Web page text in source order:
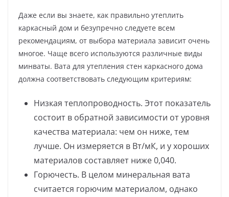
Даже если вы знаете, как правильно утеплить
каркасный дом и безупречно следуете всем
рекомендациям, от выбора материала зависит очень
многое. Чаще всего используются различные виды
минваты. Вата для утепления стен каркасного дома
должна соответствовать следующим критериям:
Низкая теплопроводность. Этот показатель
состоит в обратной зависимости от уровня
качества материала: чем он ниже, тем
лучше. Он измеряется в Вт/мК, и у хороших
материалов составляет ниже 0,040.
Горючесть. В целом минеральная вата
считается горючим материалом, однако